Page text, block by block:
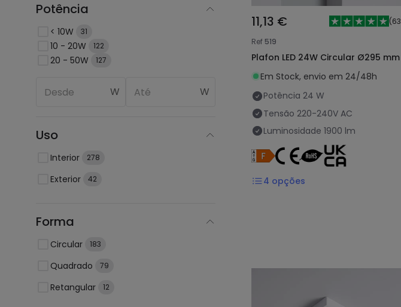
Potência
< 10W 31
10 - 20W 122
20 - 50W 127
W W
Uso
Interior 278
Exterior 42
Forma
Circular 183
Quadrado 79
Retangular 12
11,13 € (63
Ref 519
Plafon LED 24W Circular Ø295 mm
Em Stock, envio em 24/48h
Potência 24 W
Tensão 220-240V AC
Luminosidade 1900 lm
4 opções